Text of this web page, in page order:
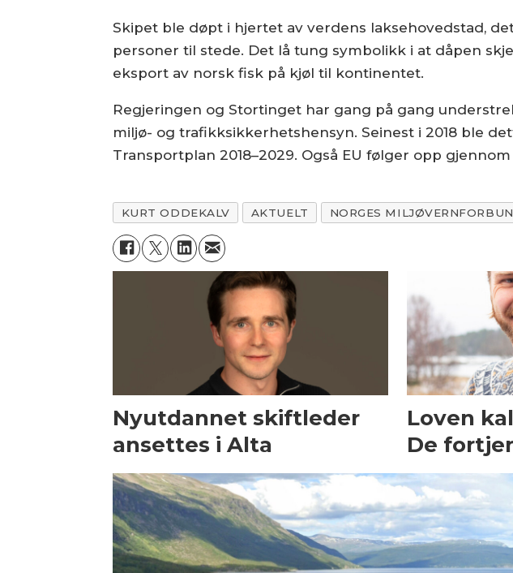
Skipet ble døpt i hjertet av verdens laksehovedstad,
personer til stede. Det lå tung symbolikk i at dåpen
eksport av norsk fisk på kjøl til kontinentet.
Regjeringen og Stortinget har gang på gang
miljø- og trafikksikkerhetshensyn. Seinest i 2018 ble
Transportplan 2018–2029. Også EU følger opp
KURT ODDEKALV AKTUELT NORGES
Nyutdannet skiftleder
ansettes i Alta
Loven
De